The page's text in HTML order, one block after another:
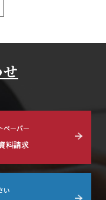
ペーパー
料請求
い